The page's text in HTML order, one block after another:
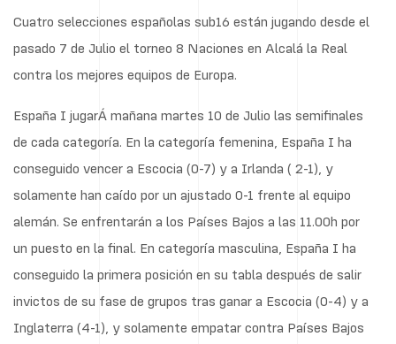
Cuatro selecciones españolas sub16 están jugando desde el
pasado 7 de Julio el torneo 8 Naciones en Alcalá la Real
contra los mejores equipos de Europa.
España I jugarÁ mañana martes 10 de Julio las semifinales
de cada categoría. En la categoría femenina, España I ha
conseguido vencer a Escocia (0-7) y a Irlanda ( 2-1), y
solamente han caído por un ajustado 0-1 frente al equipo
alemán. Se enfrentarán a los Países Bajos a las 11.00h por
un puesto en la final. En categoría masculina, España I ha
conseguido la primera posición en su tabla después de salir
invictos de su fase de grupos tras ganar a Escocia (0-4) y a
Inglaterra (4-1), y solamente empatar contra Países Bajos